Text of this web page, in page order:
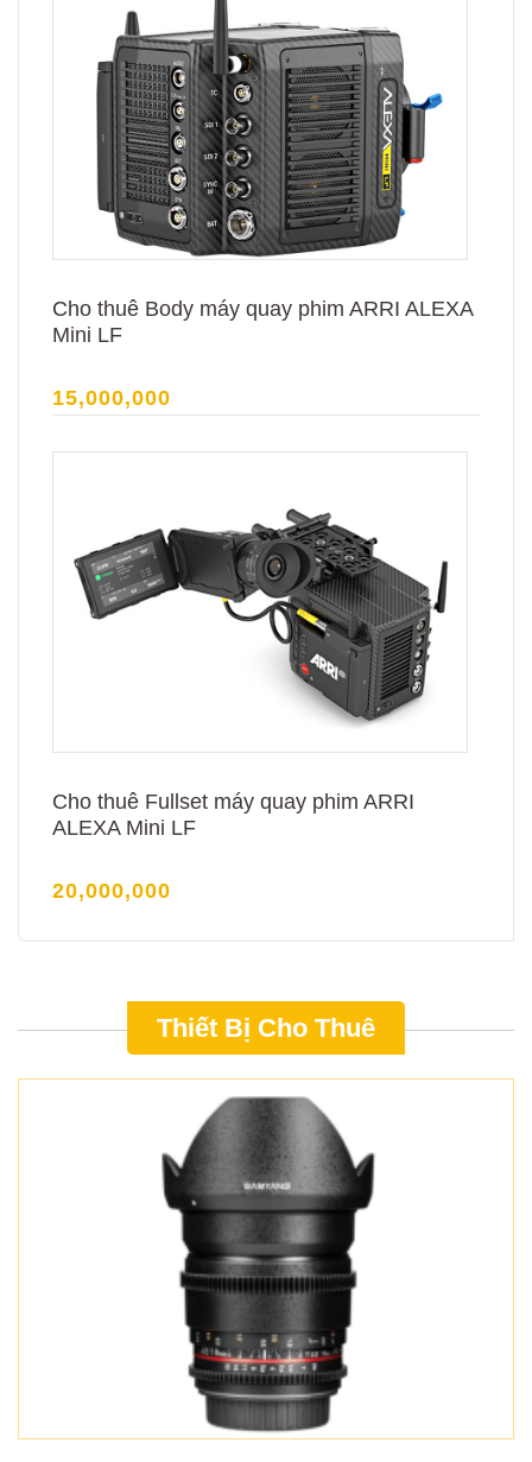
Cho thuê Body máy quay phim ARRI ALEXA
Mini LF
15,000,000
Cho thuê Fullset máy quay phim ARRI
ALEXA Mini LF
20,000,000
Thiết Bị Cho Thuê